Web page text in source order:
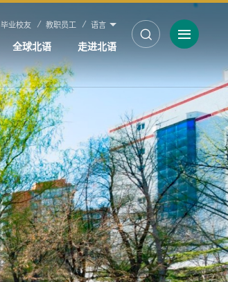
毕业校友 教职员工 语言
全球北语 走进北语